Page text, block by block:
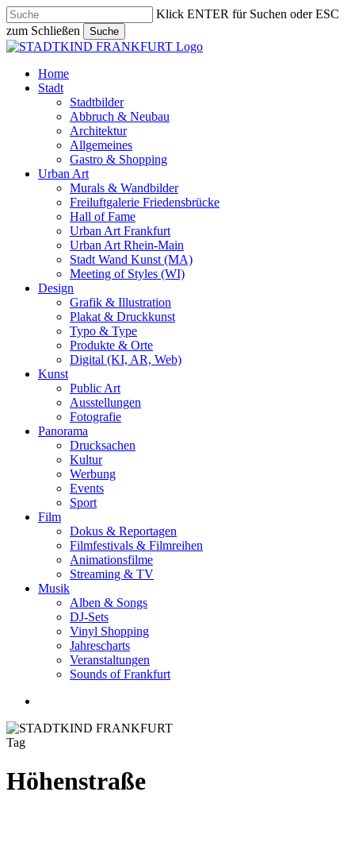
Skip
to
main
content
Klick ENTER für Suchen oder ESC
zum Schließen
Suche
Close
search
Menu
Home
Stadt
Stadtbilder
Abbruch & Neubau
Architektur
Allgemeines
Gastro & Shopping
Urban Art
Murals & Wandbilder
Freiluftgalerie Friedensbrücke
Hall of Fame
Urban Art Frankfurt
Urban Art Rhein-Main
Stadt Wand Kunst (MA)
Meeting of Styles (WI)
Design
Grafik & Illustration
Plakat & Druckkunst
Typo & Type
Produkte & Orte
Digital (KI, AR, Web)
Kunst
Public Art
Ausstellungen
Fotografie
Panorama
Drucksachen
Kultur
Werbung
Events
Sport
Film
Dokus & Reportagen
Filmfestivals & Filmreihen
Animationsfilme
Streaming & TV
Musik
Alben & Songs
DJ-Sets
Vinyl Shopping
Jahrescharts
Veranstaltungen
Sounds of Frankfurt
Tag
Höhenstraße